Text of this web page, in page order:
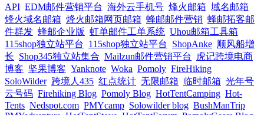
API EDM邮件营销平台 海外云手机号 烽火邮箱 域名邮箱
烽火域名邮箱 烽火邮箱网页邮箱 蜂邮邮件营销 蜂邮拓客邮
件群发 蜂邮企业版 虹单邮件工单系统 Uhou邮箱工具箱
115shop独立站平台
115shop独立站平台 ShopAnke 顺风船增
长 Shop345独立站集合 Mailzun邮件营销平台
虎记跨境电商
博客 坚果博客 Yanknote Woka Pomoly FireHiking
SoloWilder 跨境人435 红点统计 无限邮箱 临时邮箱 光年号
云号码 Firehiking Blog Pomoly Blog HotTentCamping Hot-
Tents Nedspot.com PMYcamp Solowilder blog BushManTrip